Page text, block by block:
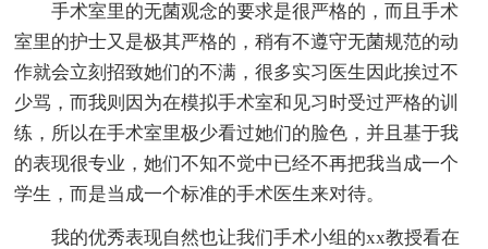
手术室里的无菌观念的要求是很严格的，而且手术
室里的护士又是极其严格的，稍有不遵守无菌规范的动
作就会立刻招致她们的不满，很多实习医生因此挨过不
少骂，而我则因为在模拟手术室和见习时受过严格的训
练，所以在手术室里极少看过她们的脸色，并且基于我
的表现很专业，她们不知不觉中已经不再把我当成一个
学生，而是当成一个标准的手术医生来对待。
我的优秀表现自然也让我们手术小组的xx教授看在